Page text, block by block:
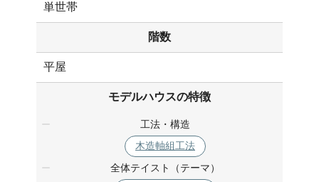
単世帯
階数
平屋
モデルハウスの特徴
工法・構造
木造軸組工法
全体テイスト（テーマ）